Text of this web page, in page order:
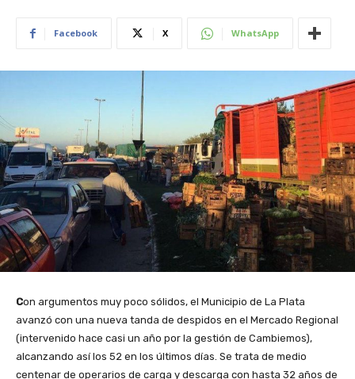
Facebook X WhatsApp
Con argumentos muy poco sólidos, el Municipio de La Plata
avanzó con una nueva tanda de despidos en el Mercado Regional
(intervenido hace casi un año por la gestión de Cambiemos),
alcanzando así los 52 en los últimos días. Se trata de medio
centenar de operarios de carga y descarga con hasta 32 años de